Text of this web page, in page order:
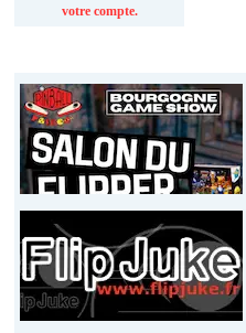
votre compte.